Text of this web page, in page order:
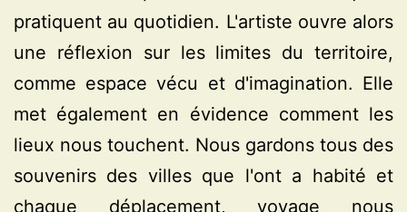
pratiquent au quotidien. L'artiste ouvre alors
une réflexion sur les limites du territoire,
comme espace vécu et d'imagination. Elle
met également en évidence comment les
lieux nous touchent. Nous gardons tous des
souvenirs des villes que l'ont a habité et
chaque déplacement, voyage nous